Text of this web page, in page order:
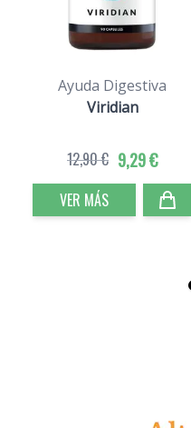
Ayuda Digestiva
Viridian
9,29 €
12,90 €
VER MÁS